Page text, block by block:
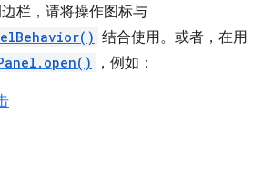
栏，请将操作图标与
结合使用。或者，在用
，例如：